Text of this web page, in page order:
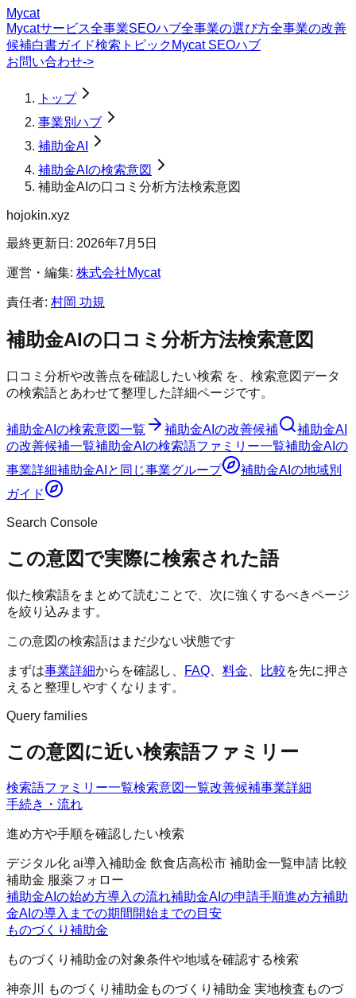
Mycat
Mycatサービス全事業SEOハブ全事業の選び方全事業の改善
候補白書ガイド検索トピック Mycat SEOハブ
お問い合わせ->
トップ
事業別ハブ
補助金AI
補助金AIの検索意図
補助金AIの口コミ分析方法検索意図
hojokin.xyz
最終更新日: 2026年7月5日
運営・編集: 株式会社Mycat
責任者: 村岡 功規
補助金AIの口コミ分析方法検索意図
口コミ分析や改善点を確認したい検索 を、検索意図データ
の検索語とあわせて整理した詳細ページです。
補助金AI の検索意図一覧 補助金AI の改善候補
補助金AI
の改善候補一覧補助金AI の検索語ファミリー一覧補助金AI の
事業詳細補助金AI と同じ事業グループ 補助金AI の地域別
ガイド
Search Console
この意図で実際に検索された語
似た検索語をまとめて読むことで、次に強くするべきページ
を絞り込みます。
この意図の検索語はまだ少ない状態です
まずは事業詳細からを確認し、 FAQ 料金 比較を先に押さ
えると整理しやすくなります。
Query families
この意図に近い検索語ファミリー
検索語ファミリー一覧検索意図一覧改善候補事業詳細
手続き・流れ
進め方や手順を確認したい検索
デジタル化 ai導入補助金 飲食店高松市 補助金一覧申請 比較
補助金 服薬フォロー
補助金AIの始め方導入の流れ補助金AIの申請手順進め方補助
金AIの導入までの期間 開始までの目安
ものづくり補助金
ものづくり補助金の対象条件や地域を確認する検索
神奈川 ものづくり補助金 ものづくり補助金 実地検査 ものづ